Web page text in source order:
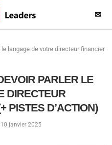
✉
langage de votre directeur financier
PARLER LE
DIRECTEUR
PISTES D’ACTION)
10 janvier 2025